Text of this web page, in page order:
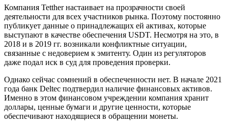
Компания Tetther настаивает на прозрачности своей
деятельности для всех участников рынка. Поэтому постоянно
публикует данные о принадлежащих ей активах, которые
выступают в качестве обеспечения USDT. Несмотря на это, в
2018 и в 2019 гг. возникали конфликтные ситуации,
связанные с недоверием к эмитенту. Один из регуляторов
даже подал иск в суд для проведения проверки.
Однако сейчас сомнений в обеспеченности нет. В начале 2021
года банк Deltec подтвердил наличие финансовых активов.
Именно в этом финансовом учреждении компания хранит
доллары, ценные бумаги и другие ценности, которые
обеспечивают находящиеся в обращении монеты.